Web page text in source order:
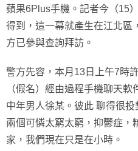
蘋果6Plus手機。記者今（15
得到，這一幕就產生在江北區
方已參與查詢拜訪。
警方先容，本月13日上午7時
（假名）經由過程手機聊天軟
中年男人徐某。彼此 聊得很
兩個可憐太窮太窮，抑鬱症，
家，我們現在只是在小時。